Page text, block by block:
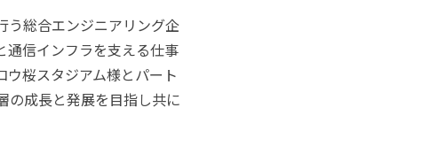
う総合エンジニアリング企
通信インフラを支える仕事
桜スタジアム様とパート
の成長と発展を目指し共に